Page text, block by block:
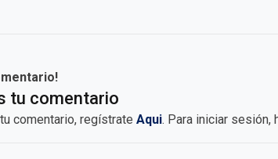
tu comentario
comentario, regístrate Aqui. Para iniciar sesión,